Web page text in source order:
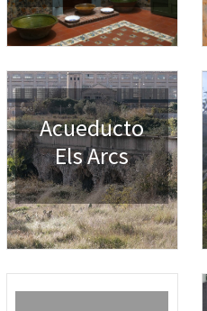
Acueducto
Els Arcs